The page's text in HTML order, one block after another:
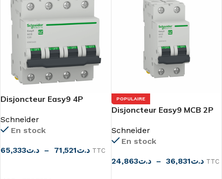
Disjoncteur Easy9 4P
Schneider
En stock
د.ت65,333 – د.ت71,521
TTC
POPULAIRE
Disjoncteur Easy9 MCB 2P
Schneider
En stock
د.ت24,863 – د.ت36,831
TTC